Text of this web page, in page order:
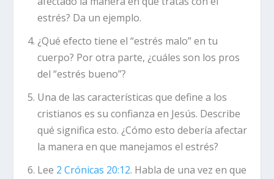
estrés? Da un ejemplo.
¿Qué efecto tiene el “estrés malo” en tu
cuerpo? Por otra parte, ¿cuáles son los pros
del “estrés bueno”?
Una de las características que define a los
cristianos es su confianza en Jesús. Describe
qué significa esto. ¿Cómo esto debería afectar
la manera en que manejamos el estrés?
Lee 2 Crónicas 20:12. Habla de una vez en que